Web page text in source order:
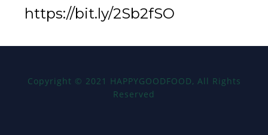
https://bit.ly/2Sb2fSO
Copyright © 2021 HAPPYGOODFOOD, All Rights
Reserved